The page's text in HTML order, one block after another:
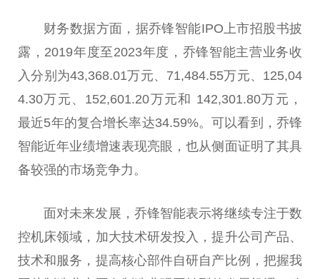
财务数据方面，据乔锋智能IPO上市招股书披
露，2019年度至2023年度，乔锋智能主营业务收
入分别为43,368.01万元、71,484.55万元、125,04
4.30万元、152,601.20万元和 142,301.80万元，
最近5年的复合增长率达34.59%。可以看到，乔锋
智能近年业绩增速表现亮眼，也从侧面证明了其具
备较强的市场竞争力。
面对未来发展，乔锋智能表示将继续专注于数
控机床领域，加大技术研发投入，提升公司产品、
技术和服务，提高核心部件自研自产比例，把握我